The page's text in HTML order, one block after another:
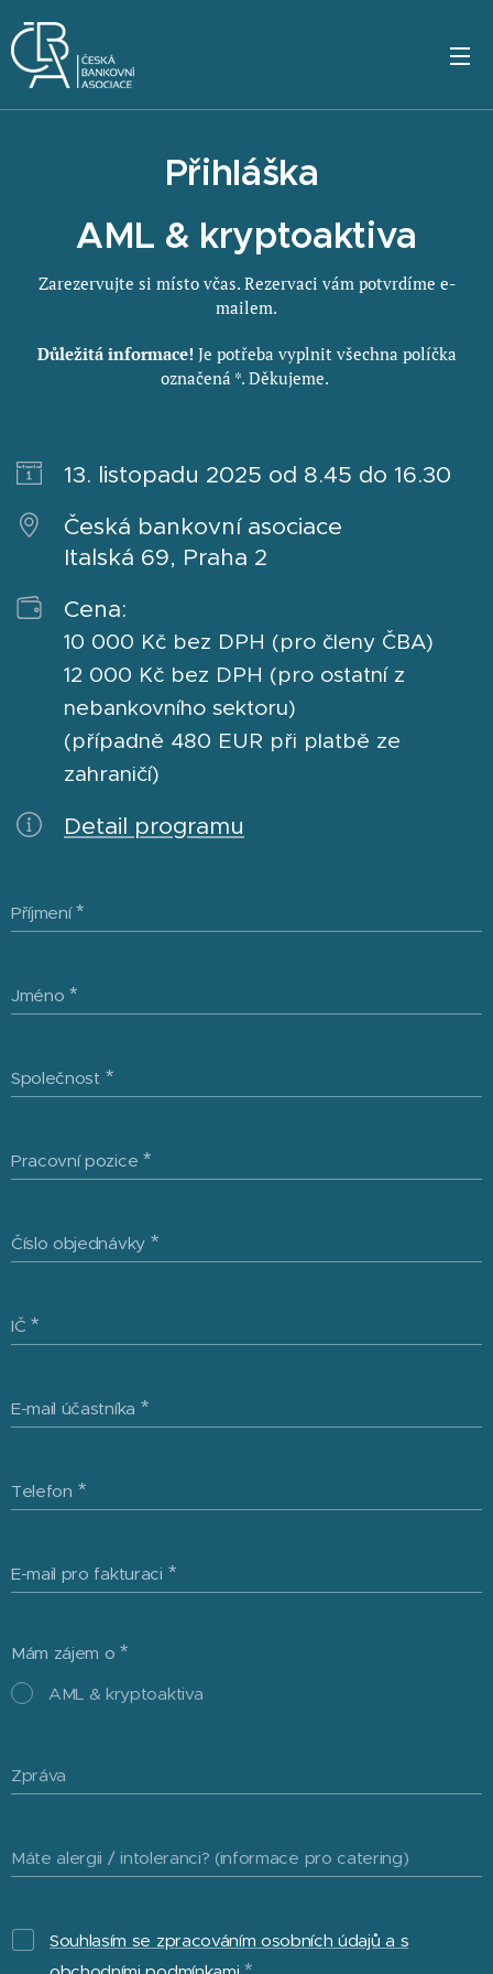
Přihláška
AML & kryptoaktiva
Zarezervujte si místo včas. Rezervaci vám potvrdíme e-
mailem.
Důležitá informace! Je potřeba vyplnit všechna políčka
označená *. Děkujeme.
13. listopadu 2025 od 8.45 do 16.30
Česká bankovní asociace
Italská 69, Praha 2
Cena:
10 000 Kč bez DPH (pro členy ČBA)
12 000 Kč bez DPH (pro ostatní z
nebankovního sektoru)
(případně 480 EUR při platbě ze
zahraničí)
Detail programu
Příjmení
Jméno
Společnost
Pracovní pozice
Číslo objednávky
IČ
E-mail účastníka
Telefon
E-mail pro fakturaci
Mám zájem o
AML & kryptoaktiva
Zpráva
Máte alergii / intoleranci? (informace pro catering)
Souhlasím se zpracováním osobních údajů a s